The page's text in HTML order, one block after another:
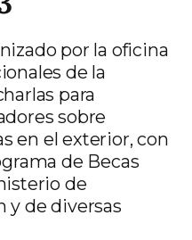
por la oficina
de la
para
sobre
en el exterior, con
de Becas
de
y de diversas